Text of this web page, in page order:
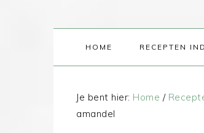
HOME RECEPTEN
Je bent hier: Home /
amandel